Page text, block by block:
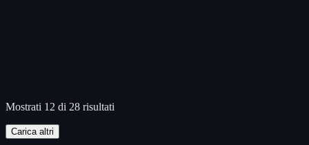
Mostrati 12 di 28 risultati
Carica altri